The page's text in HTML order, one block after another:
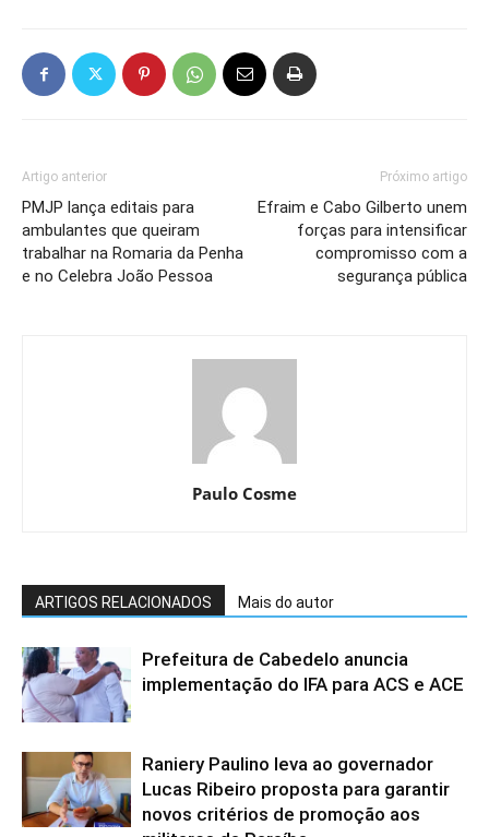
Artigo anterior
PMJP lança editais para
ambulantes que queiram
trabalhar na Romaria da Penha
e no Celebra João Pessoa
Próximo artigo
Efraim e Cabo Gilberto unem
forças para intensificar
compromisso com a
segurança pública
Paulo Cosme
ARTIGOS RELACIONADOS Mais do autor
Prefeitura de Cabedelo anuncia
implementação do IFA para ACS e ACE
Raniery Paulino leva ao governador
Lucas Ribeiro proposta para garantir
novos critérios de promoção aos